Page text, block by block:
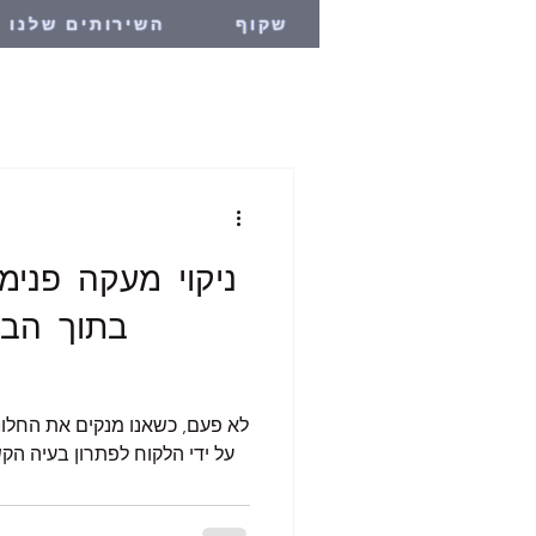
שקוף השירותים שלנו
ניקוי מעקה
בתוך
לא פעם, כשאנו מנקים את
על ידי הלקוח לפתרון בעיה